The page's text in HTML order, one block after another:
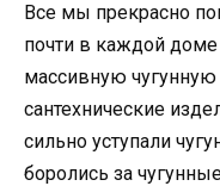
Все мы прекрасно
почти в каждой
массивную
сантехнические
сильно уступали
боролись за